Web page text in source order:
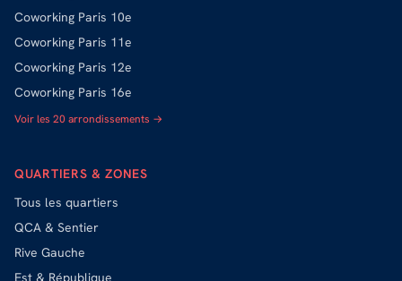
Coworking Paris 10e
Coworking Paris 11e
Coworking Paris 12e
Coworking Paris 16e
Voir les 20 arrondissements →
QUARTIERS & ZONES
Tous les quartiers
QCA & Sentier
Rive Gauche
Est & République